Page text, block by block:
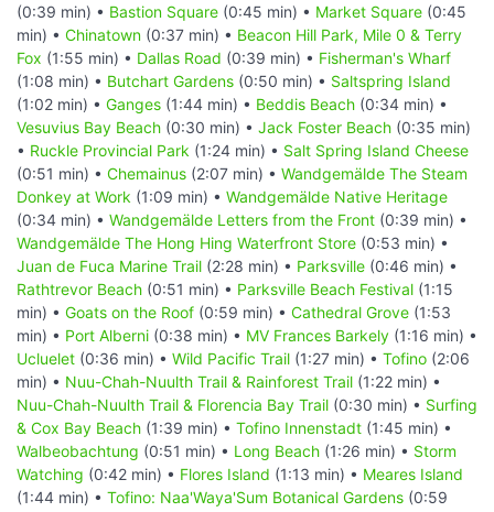
(0:39 min) • Bastion Square (0:45 min) • Market Square (0:45
min) • Chinatown (0:37 min) • Beacon Hill Park, Mile 0 & Terry
Fox (1:55 min) • Dallas Road (0:39 min) • Fisherman's Wharf
(1:08 min) • Butchart Gardens (0:50 min) • Saltspring Island
(1:02 min) • Ganges (1:44 min) • Beddis Beach (0:34 min) •
Vesuvius Bay Beach (0:30 min) • Jack Foster Beach (0:35 min)
• Ruckle Provincial Park (1:24 min) • Salt Spring Island Cheese
(0:51 min) • Chemainus (2:07 min) • Wandgemälde The Steam
Donkey at Work (1:09 min) • Wandgemälde Native Heritage
(0:34 min) • Wandgemälde Letters from the Front (0:39 min) •
Wandgemälde The Hong Hing Waterfront Store (0:53 min) •
Juan de Fuca Marine Trail (2:28 min) • Parksville (0:46 min) •
Rathtrevor Beach (0:51 min) • Parksville Beach Festival (1:15
min) • Goats on the Roof (0:59 min) • Cathedral Grove (1:53
min) • Port Alberni (0:38 min) • MV Frances Barkely (1:16 min) •
Ucluelet (0:36 min) • Wild Pacific Trail (1:27 min) • Tofino (2:06
min) • Nuu-Chah-Nuulth Trail & Rainforest Trail (1:22 min) •
Nuu-Chah-Nuulth Trail & Florencia Bay Trail (0:30 min) • Surfing
& Cox Bay Beach (1:39 min) • Tofino Innenstadt (1:45 min) •
Walbeobachtung (0:51 min) • Long Beach (1:26 min) • Storm
Watching (0:42 min) • Flores Island (1:13 min) • Meares Island
(1:44 min) • Tofino: Naa'Waya'Sum Botanical Gardens (0:59